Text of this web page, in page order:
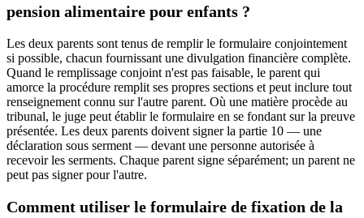
pension alimentaire pour enfants ?
Les deux parents sont tenus de remplir le formulaire conjointement
si possible, chacun fournissant une divulgation financière complète.
Quand le remplissage conjoint n'est pas faisable, le parent qui
amorce la procédure remplit ses propres sections et peut inclure tout
renseignement connu sur l'autre parent. Où une matière procède au
tribunal, le juge peut établir le formulaire en se fondant sur la preuve
présentée. Les deux parents doivent signer la partie 10 — une
déclaration sous serment — devant une personne autorisée à
recevoir les serments. Chaque parent signe séparément; un parent ne
peut pas signer pour l'autre.
Comment utiliser le formulaire de fixation de la